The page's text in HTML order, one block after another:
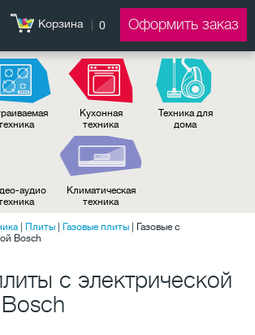
Корзина 0 Оформить заказ
Кухонная
техника
Техника для
дома
аудио
Климатическая
техника
| Плиты Газовые плиты
Газовые с
Bosch
с электрической